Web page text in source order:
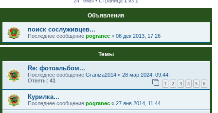
Объявления
поиск сослуживцев...
Последнее сообщение pogranec « 08 дек 2013, 17:26
Темы
Re: фотоальбом...
Последнее сообщение Graniza2014 « 28 мар 2024, 09:44
Ответы: 41 1 2 3 4 5 6
Курилка...
Последнее сообщение pogranec « 27 янв 2014, 11:44